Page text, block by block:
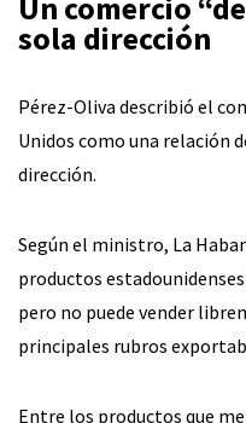
sola dirección
Pérez-Oliva describió el
Unidos como una relación
dirección.
Según el ministro, La
productos
pero no puede vender
principales rubros
Entre los productos que